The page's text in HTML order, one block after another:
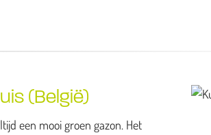
(België)
een mooi groen gazon. Het